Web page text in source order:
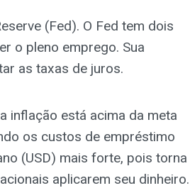
(Fed). O Fed tem dois
o pleno emprego. Sua
as taxas de juros.
inflação está acima da meta
os custos de empréstimo
(USD) mais forte, pois torna
aplicarem seu dinheiro.